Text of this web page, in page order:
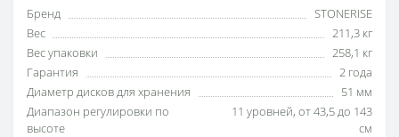
Бренд
STONERISE
Вес
211,3 кг
Вес упаковки
258,1 кг
Гарантия
2 года
Диаметр дисков для хранения
51 мм
Диапазон регулировки по
высоте
11 уровней, от 43,5 до 143
см